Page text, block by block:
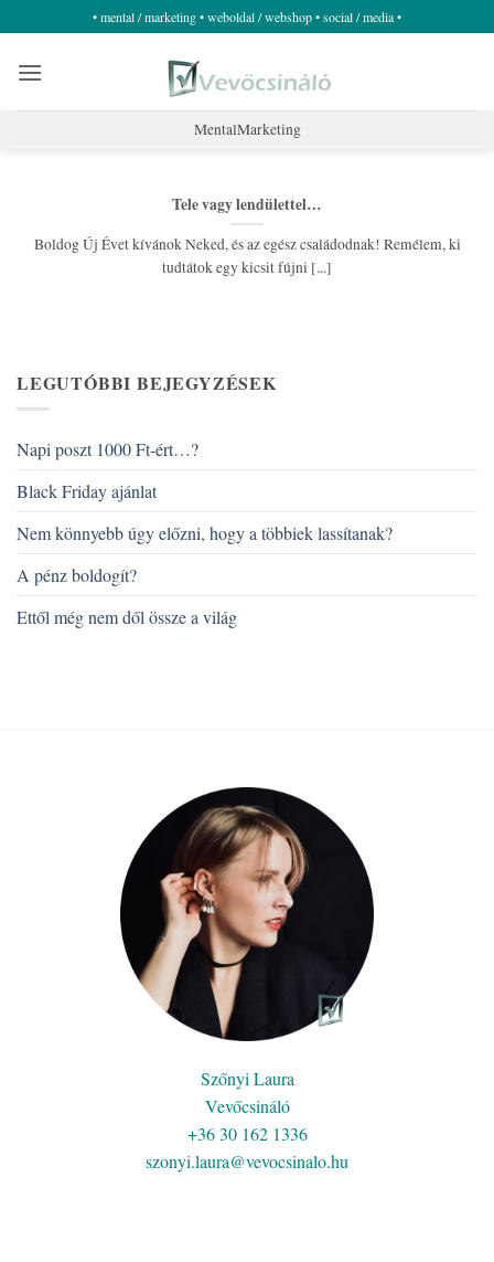
to
content
• mental / marketing • weboldal / webshop • social / media •
MentalMarketing
Tele vagy lendülettel…
Boldog Új Évet kívánok Neked, és az egész családodnak! Remélem, ki
tudtátok egy kicsit fújni [...]
LEGUTÓBBI BEJEGYZÉSEK
Napi poszt 1000 Ft-ért…?
Black Friday ajánlat
Nem könnyebb úgy előzni, hogy a többiek lassítanak?
A pénz boldogít?
Ettől még nem dől össze a világ
Szőnyi Laura
Vevőcsináló
+36 30 162 1336
szonyi.laura@vevocsinalo.hu